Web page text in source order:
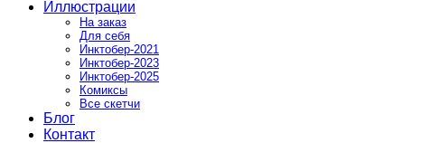
Иллюстрации
На заказ
Для себя
Инктобер-2021
Инктобер-2023
Инктобер-2025
Комиксы
Все скетчи
Блог
Контакт